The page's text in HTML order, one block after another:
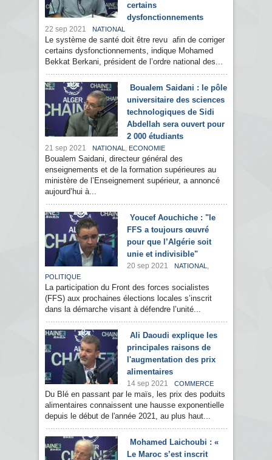
certains
dysfonctionnements
22 sep 2021 NATIONAL
Le système de santé doit être revu afin de corriger
certains dysfonctionnements, indique Mohamed
Bekkat Berkani, président de l’ordre national des...
Boualem Saidani : le pôle
universitaire des sciences
technologiques de Sidi
Abdellah sera ouvert pour
2 000 étudiants
21 sep 2021 NATIONAL , ECONOMIE
Boualem Saidani, directeur général des
enseignements et de la formation supérieures au
ministère de l’Enseignement supérieur, a annoncé
aujourd’hui à...
Youcef Aouchiche : "le
FFS a toujours œuvré
pour que l’Algérie soit
unie et indivisible"
20 sep 2021 NATIONAL ,
POLITIQUE
La participation du Front des forces socialistes
(FFS) aux prochaines élections locales s’inscrit
dans la démarche visant à défendre l’unité...
Ali Daoudi explique les
principales raisons de
l'augmentation des prix
alimentaires
14 sep 2021 COMMERCE
Du Blé en passant par le maïs, les prix des poduits
alimentaires connaissent une hausse exponentielle
depuis le début de l'année 2021, au plus haut...
Mohamed Laichoubi : «
Le Maroc s’est inscrit